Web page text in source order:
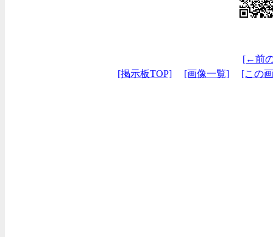
[←前
[掲示板TOP]
[画像一覧] [この